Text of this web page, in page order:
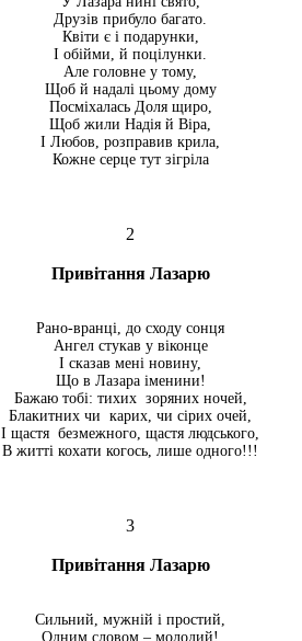
Друзів прибуло багато.
Квіти є і подарунки,
І обійми, й поцілунки.
Але головне у тому,
Щоб й надалі цьому дому
Посміхалась Доля щиро,
Щоб жили Надія й Віра,
І Любов, розправив крила,
Кожне серце тут зігріла
2
Привітання Лазарю
Рано-вранці, до сходу сонця
Ангел стукав у віконце
І сказав мені новину,
Що в Лазара іменини!
Бажаю тобі: тихих зоряних ночей,
Блакитних чи карих, чи сірих очей,
І щастя безмежного, щастя людського,
В житті кохати когось, лише одного!!!
3
Привітання Лазарю
Сильний, мужній і простий,
Одним словом – молодий!